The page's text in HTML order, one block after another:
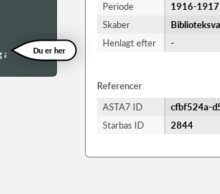
hovedbibliotek i Nikolaj
Du er her
Periode
1916-​1917
Skaber
Henlagt efter
-
Referencer
ASTA7 ID
cfbf524a-
Starbas ID
2844